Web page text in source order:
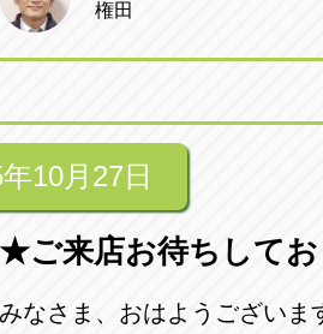
0587-66-
オートフ
トラック
倉市大地町長田35-1
レンド
須市春日砂賀東114
三重
市四日市店
権田
10月27日
★ご来店お待ちして
みなさま、おはようございま